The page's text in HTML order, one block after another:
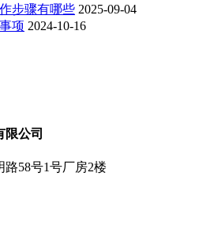
步骤有哪些 2025-09-04
项 2024-10-16
限公司
58号1号厂房2楼